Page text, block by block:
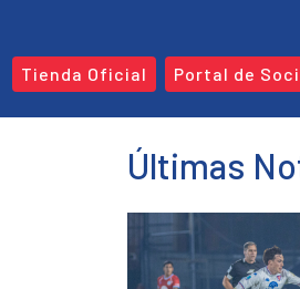
Tienda Oficial Portal de
Últimas